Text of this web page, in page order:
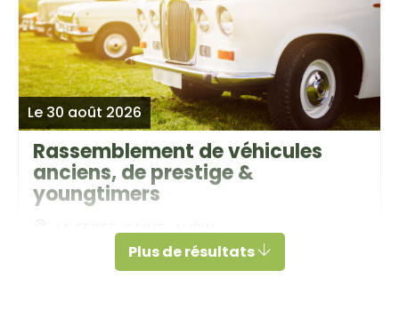
Le 30 août 2026
Rassemblement de véhicules
anciens, de prestige &
youngtimers
LA FERTE-SAINT-AUBIN
Plus de résultats